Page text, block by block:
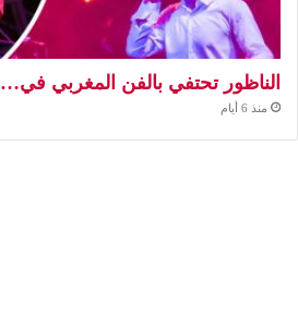
الناظور تحتفي بالفن المغربي في…
منذ 6 أيام